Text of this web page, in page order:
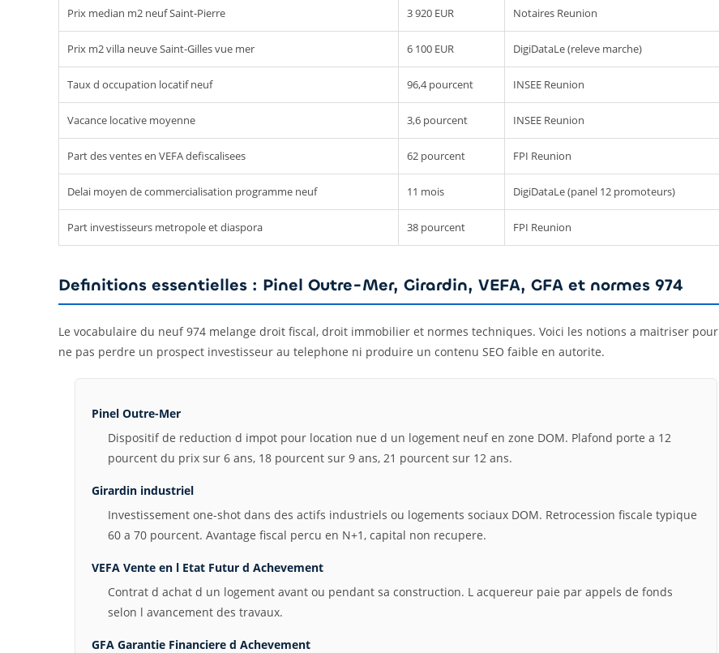
Prix median m2 neuf Saint-Pierre 3 920 EUR Notaires Reunion
Prix m2 villa neuve Saint-Gilles vue mer 6 100 EUR DigiDataLe (releve marche)
Taux d occupation locatif neuf 96,4 pourcent INSEE Reunion
Vacance locative moyenne 3,6 pourcent INSEE Reunion
Part des ventes en VEFA defiscalisees 62 pourcent FPI Reunion
Delai moyen de commercialisation programme neuf 11 mois DigiDataLe (panel 12 promoteurs)
Part investisseurs metropole et diaspora 38 pourcent FPI Reunion
Definitions essentielles : Pinel Outre-Mer, Girardin, VEFA, GFA et normes 974
Le vocabulaire du neuf 974 melange droit fiscal, droit immobilier et normes techniques. Voici les notions a maitriser pour
ne pas perdre un prospect investisseur au telephone ni produire un contenu SEO faible en autorite.
Pinel Outre-Mer
Dispositif de reduction d impot pour location nue d un logement neuf en zone DOM. Plafond porte a 12
pourcent du prix sur 6 ans, 18 pourcent sur 9 ans, 21 pourcent sur 12 ans.
Girardin industriel
Investissement one-shot dans des actifs industriels ou logements sociaux DOM. Retrocession fiscale typique
60 a 70 pourcent. Avantage fiscal percu en N+1, capital non recupere.
VEFA Vente en l Etat Futur d Achevement
Contrat d achat d un logement avant ou pendant sa construction. L acquereur paie par appels de fonds
selon l avancement des travaux.
GFA Garantie Financiere d Achevement